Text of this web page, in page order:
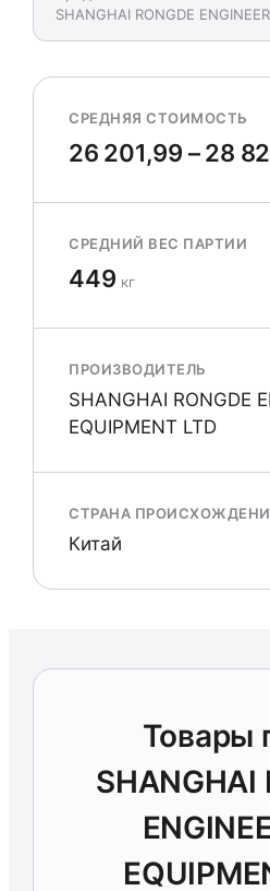
SHANGHAI RONGDE
СРЕДНЯЯ СТОИМОСТЬ
26 201,99 – 28
СРЕДНИЙ ВЕС ПАРТИИ
449 кг
ПРОИЗВОДИТЕЛЬ
SHANGHAI RONGDE
EQUIPMENT LTD
СТРАНА
Китай
Товары
SHANGHAI